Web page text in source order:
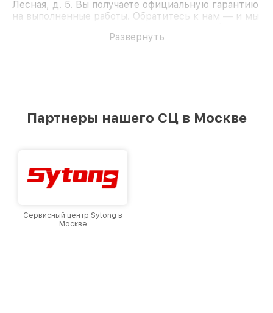
Лесная, д. 5. Вы получаете официальную гарантию
на выполненные работы. Обратитесь к нам — и мы
Развернуть
Партнеры нашего СЦ в Москве
Сервисный центр Sytong в
Москве